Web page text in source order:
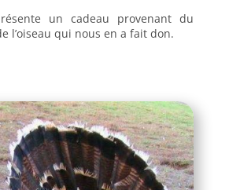
un cadeau provenant du
l’oiseau qui nous en a fait don.